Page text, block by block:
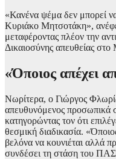
«Κανένα ψέμα δεν μπορεί
Κυριάκο Μητσοτάκη»,
μεταφέροντας πλέον την
Δικαιοσύνης απευθείας
«Όποιος απέχει
Νωρίτερα, ο Γιώργος
απευθυνόμενος προσωπικά
κατηγορώντας τον ότι
θεσμική διαδικασία.
βελόνα να κουνιέται αλλά
συνδέσει τη στάση του